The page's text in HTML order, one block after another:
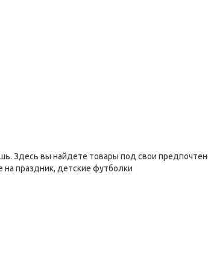
Здесь вы найдете товары под свои
на праздник, детские футболки